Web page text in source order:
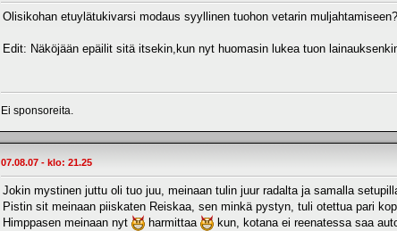
Olisikohan etuylätukivarsi modaus syyllinen tuohon vetarin muljahtamiseen?
Edit: Näköjään epäilit sitä itsekin,kun nyt huomasin lukea tuon
Ei sponsoreita.
07.08.07 - klo: 21.25
Jokin mystinen juttu oli tuo juu, meinaan tulin juur radalta ja samalla
Pistin sit meinaan piiskaten Reiskaa, sen minkä pystyn, tuli otettua pari
Himppasen meinaan nyt
harmittaa
kun, kotana ei reenatessa saa